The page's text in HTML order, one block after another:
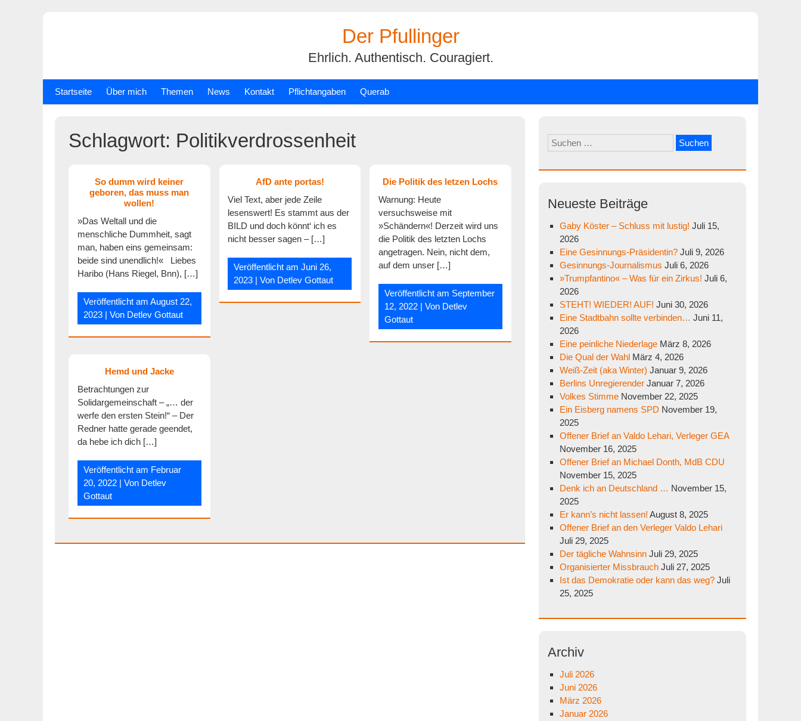
Der Pfullinger
Ehrlich. Authentisch. Couragiert.
Startseite Über mich Themen News Kontakt Pflichtangaben Querab
Schlagwort: Politikverdrossenheit
So dumm wird keiner
geboren, das muss man
wollen!
»Das Weltall und die
menschliche Dummheit, sagt
man, haben eins gemeinsam:
beide sind unendlich!« Liebes
Haribo (Hans Riegel, Bnn), […]
Veröffentlicht amAugust 22,
2023 | Von Detlev Gottaut
AfD ante portas!
Viel Text, aber jede Zeile
lesenswert! Es stammt aus der
BILD und doch könnt‘ ich es
nicht besser sagen – […]
Veröffentlicht amJuni 26,
2023 | Von Detlev Gottaut
Die Politik des letzen Lochs
Warnung: Heute
versuchsweise mit
»Schändern«! Derzeit wird uns
die Politik des letzten Lochs
angetragen. Nein, nicht dem,
auf dem unser […]
Veröffentlicht am September
12, 2022| Von Detlev
Gottaut
Hemd und Jacke
Betrachtungen zur
Solidargemeinschaft – „… der
werfe den ersten Stein!“ – Der
Redner hatte gerade geendet,
da hebe ich dich […]
Veröffentlicht am Februar
20, 2022 | Von Detlev
Gottaut
Suchen
nach:
Neueste Beiträge
Gaby Köster – Schluss mit lustig! Juli 15,
2026
Eine Gesinnungs-Präsidentin? Juli 9, 2026
Gesinnungs-Journalismus Juli 6, 2026
»Trumpfantino« – Was für ein Zirkus! Juli 6,
2026
STEHT! WIEDER! AUF! Juni 30, 2026
Eine Stadtbahn sollte verbinden… Juni 11,
2026
Eine peinliche Niederlage März 8, 2026
Die Qual der Wahl März 4, 2026
Weiß-Zeit (aka Winter) Januar 9, 2026
Berlins Unregierender Januar 7, 2026
Volkes Stimme November 22, 2025
Ein Eisberg namens SPD November 19,
2025
Offener Brief an Valdo Lehari, Verleger GEA
November 16, 2025
Offener Brief an Michael Donth, MdB CDU
November 15, 2025
Denk ich an Deutschland … November 15,
2025
Er kann’s nicht lassen! August 8, 2025
Offener Brief an den Verleger Valdo Lehari
Juli 29, 2025
Der tägliche Wahnsinn Juli 29, 2025
Organisierter Missbrauch Juli 27, 2025
Ist das Demokratie oder kann das weg? Juli
25, 2025
Archiv
Juli 2026
Juni 2026
März 2026
Januar 2026